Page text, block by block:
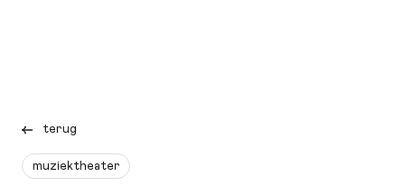
terug
muziektheater